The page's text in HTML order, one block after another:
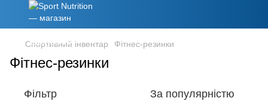
Спортивний інвентар Фітнес-резинки
Фітнес-резинки
Фільтр За популярністю